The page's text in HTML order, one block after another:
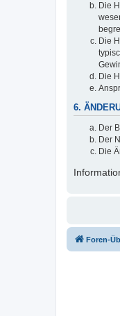
Die
Die
Die
6.
Der
Der
Die
Foren-